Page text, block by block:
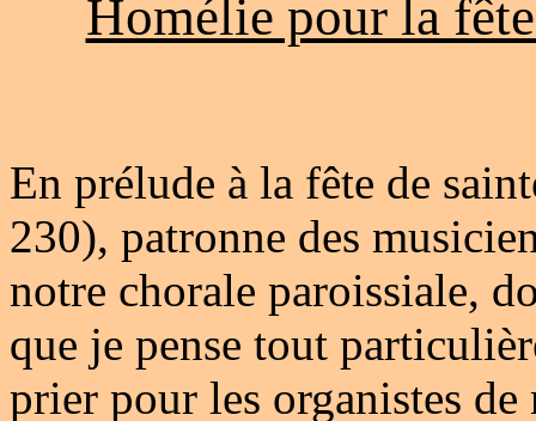
Homélie pour la
En prélude à la fête de
230), patronne des
notre chorale paroissiale,
que je pense tout
prier pour les organistes